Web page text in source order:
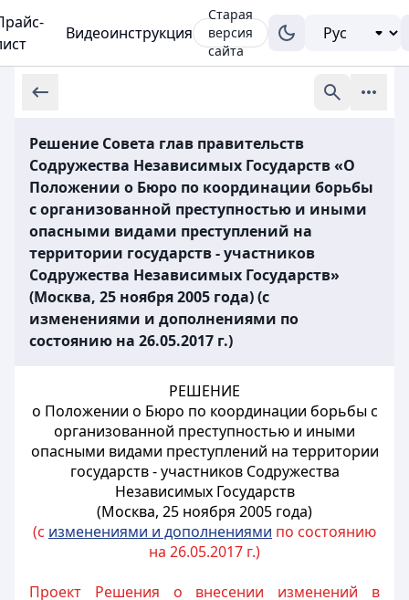
Видеоинструкция
Старая
версия
сайта
Решение Совета глав правительств
Содружества Независимых Государств «О
Положении о Бюро по координации борьбы
с организованной преступностью и иными
опасными видами преступлений на
территории государств - участников
Содружества Независимых Государств»
(Москва, 25 ноября 2005 года) (с
изменениями и дополнениями по
состоянию на 26.05.2017 г.)
РЕШЕНИЕ
о Положении о Бюро по координации борьбы с
организованной преступностью и иными
опасными видами преступлений на территории
государств - участников Содружества
Независимых Государств
(Москва, 25 ноября 2005 года)
(с изменениями и дополнениями по состоянию
на 26.05.2017 г.)
Проект Решения о внесении изменений в